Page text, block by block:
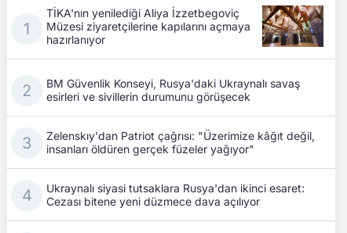
TİKA'nın yenilediği Aliya İzzetbegoviç
Müzesi ziyaretçilerine kapılarını açmaya
hazırlanıyor
BM Güvenlik Konseyi, Rusya'daki Ukraynalı savaş
esirleri ve sivillerin durumunu görüşecek
Zelenskıy'dan Patriot çağrısı: "Üzerimize kâğıt değil,
insanları öldüren gerçek füzeler yağıyor"
Ukraynalı siyasi tutsaklara Rusya'dan ikinci esaret:
Cezası bitene yeni düzmece dava açılıyor